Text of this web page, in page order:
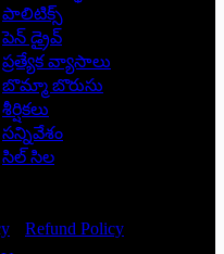
పాలిటిక్స్
పెన్ డ్రైవ్
ప్రత్యేక వ్యాసాలు
బొమ్మా బొరుసు
శీర్షికలు
సన్నివేశం
సిల్ సిల
Refund Policy